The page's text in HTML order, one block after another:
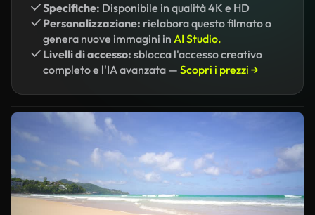
Specifiche: Disponibile in qualità 4K e HD
Personalizzazione: rielabora questo filmato o
genera nuove immagini in AI Studio.
Livelli di accesso: sblocca l'accesso creativo
completo e l'IA avanzata — Scopri i prezzi →